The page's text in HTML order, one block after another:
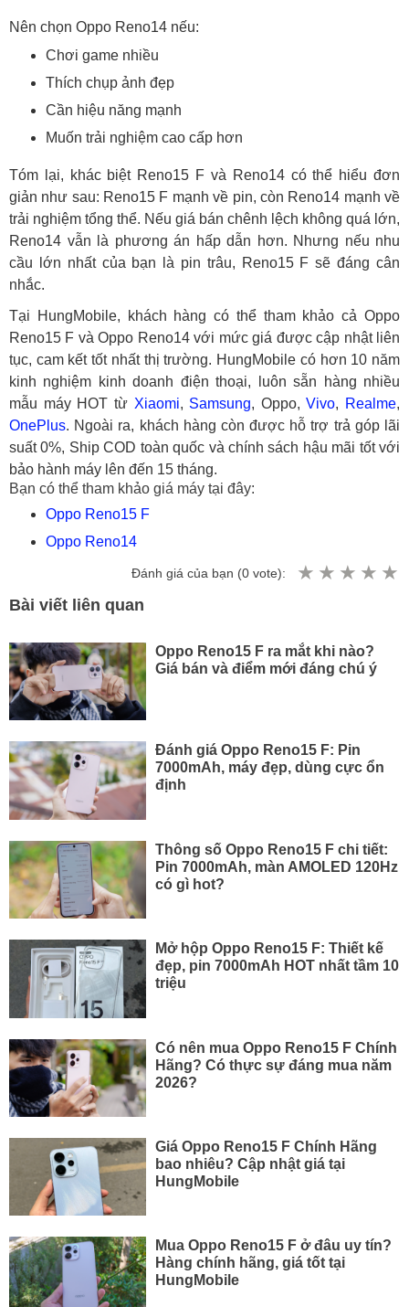
Nên chọn Oppo Reno14 nếu:
Chơi game nhiều
Thích chụp ảnh đẹp
Cần hiệu năng mạnh
Muốn trải nghiệm cao cấp hơn
Tóm lại, khác biệt Reno15 F và Reno14 có thể hiểu đơn
giản như sau: Reno15 F mạnh về pin, còn Reno14 mạnh về
trải nghiệm tổng thể. Nếu giá bán chênh lệch không quá lớn,
Reno14 vẫn là phương án hấp dẫn hơn. Nhưng nếu nhu
cầu lớn nhất của bạn là pin trâu, Reno15 F sẽ đáng cân
nhắc.
Tại HungMobile, khách hàng có thể tham khảo cả Oppo
Reno15 F và Oppo Reno14 với mức giá được cập nhật liên
tục, cam kết tốt nhất thị trường. HungMobile có hơn 10 năm
kinh nghiệm kinh doanh điện thoại, luôn sẵn hàng nhiều
mẫu máy HOT từ Xiaomi, Samsung, Oppo,Vivo, Realme,
OnePlus. Ngoài ra, khách hàng còn được hỗ trợ trả góp lãi
suất 0%, Ship COD toàn quốc và chính sách hậu mãi tốt với
bảo hành máy lên đến 15 tháng.
Bạn có thể tham khảo giá máy tại đây:
Oppo Reno15 F
Oppo Reno14
Đánh giá của bạn (0 vote):
Bài viết liên quan
Oppo Reno15 F ra mắt khi nào?
Giá bán và điểm mới đáng chú ý
Đánh giá Oppo Reno15 F: Pin
7000mAh, máy đẹp, dùng cực ổn
định
Thông số Oppo Reno15 F chi tiết:
Pin 7000mAh, màn AMOLED 120Hz
có gì hot?
Mở hộp Oppo Reno15 F: Thiết kế
đẹp, pin 7000mAh HOT nhất tầm 10
triệu
Có nên mua Oppo Reno15 F Chính
Hãng? Có thực sự đáng mua năm
2026?
Giá Oppo Reno15 F Chính Hãng
bao nhiêu? Cập nhật giá tại
HungMobile
Mua Oppo Reno15 F ở đâu uy tín?
Hàng chính hãng, giá tốt tại
HungMobile